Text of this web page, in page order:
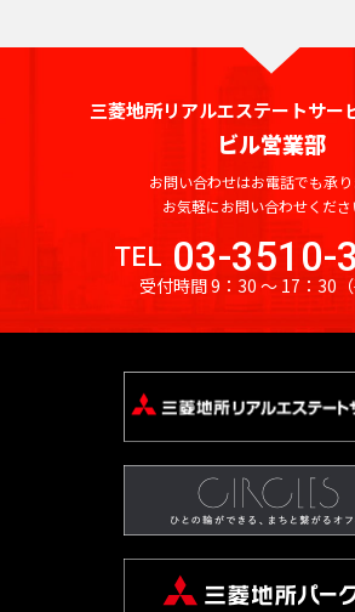
三菱地所リアルエステートサー
ビル営業部
お問い合わせはお電話でも承り
お気軽にお問い合わせくださ
TEL 03-3510-
受付時間 9：30 〜 17：30